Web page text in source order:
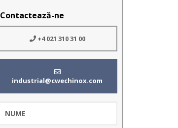
Contactează-ne
+4 021 310 31 00
industrial@cwechinox.com